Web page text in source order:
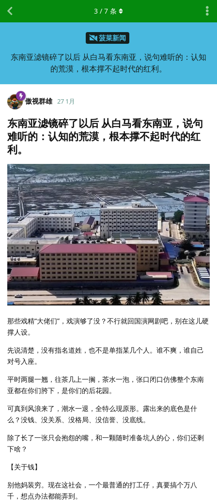
菠菜新闻
东南亚滤镜碎了以后 从白马看东南亚，说句难听的：认知
的荒漠，根本撑不起时代的红利。
3 / 7 条
傲视群雄 27 1月
东南亚滤镜碎了以后 从白马看东南亚，说句
难听的：认知的荒漠，根本撑不起时代的红
利。
那些戏精“大佬们”，戏演够了没？不行就回国演网剧吧，别在这儿硬
撑人设。
先说清楚，没有指名道姓，也不是单指某几个人。谁不爽，谁自己
对号入座。
平时两腿一翘，往茶几上一搁，茶水一泡，张口闭口仿佛整个东南
亚都在你们胯下，是你们的后花园。
可真到风浪来了，潮水一退，全特么现原形。露出来的底色是什
么？没钱、没关系、没格局、没信誉、没底线。
除了长了一张只会抱怨的嘴，和一颗随时准备坑人的心，你们还剩
下啥？
【关于钱】
别他妈装穷。现在这社会，一个最普通的打工仔，真要搞个万八
千，想点办法都能弄到。